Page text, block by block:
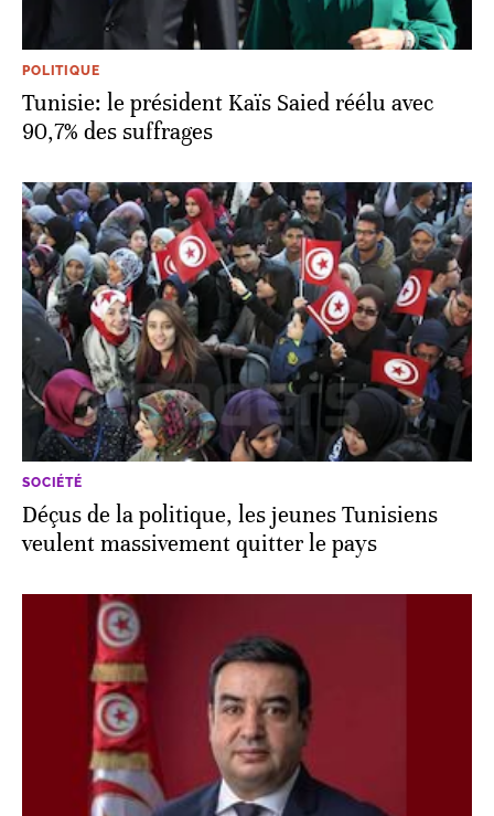
POLITIQUE
Tunisie: le président Kaïs Saied réélu avec
90,7% des suffrages
SOCIÉTÉ
Déçus de la politique, les jeunes Tunisiens
veulent massivement quitter le pays